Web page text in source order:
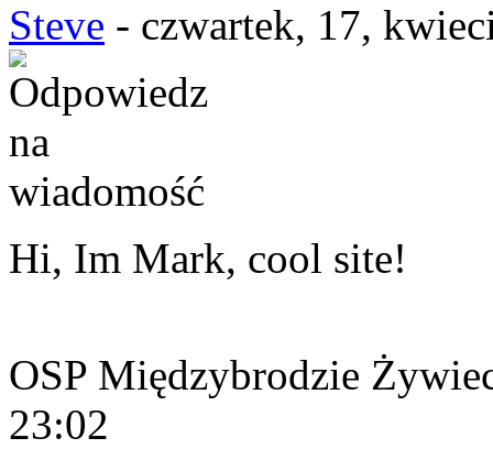
Steve - czwartek, 17,
Hi, Im Mark, cool site!
OSP Międzybrodzie
23:02